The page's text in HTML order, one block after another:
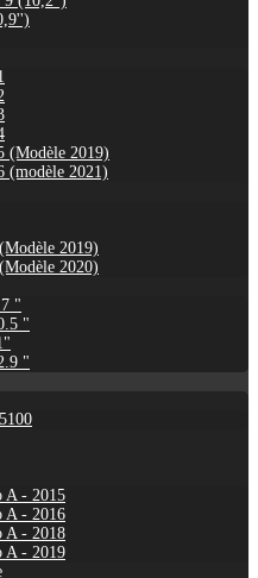
(Modèle 2019)
(modèle 2021)
2019)
2020)
"
"
"
A - 2015
A - 2016
A - 2018
A - 2019